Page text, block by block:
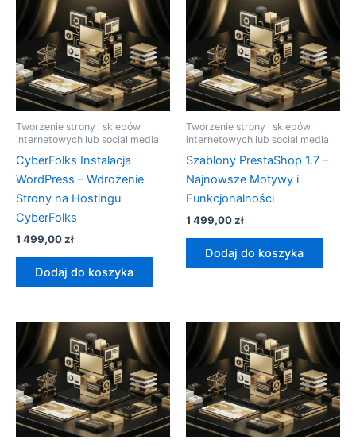
Tworzenie strony i sklepów
internetowych lub social media
CyberFolks Instalacja
WordPress – Wdrożenie
Strony na Hostingu
CyberFolks
1 499,00zł
Dodaj do koszyka
Tworzenie strony i sklepów
internetowych lub social media
Szablony PrestaShop 1.7 –
Najnowsze Motywy i
Funkcjonalności
1 499,00zł
Dodaj do koszyka